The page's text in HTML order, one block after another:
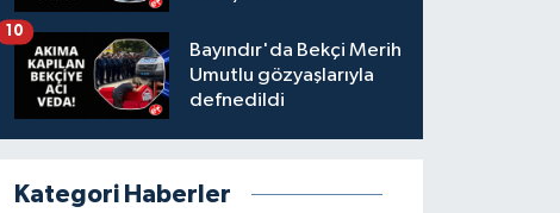
Bayındır'da Bekçi Merih
Umutlu gözyaşlarıyla
defnedildi
10
Kategori Haberler